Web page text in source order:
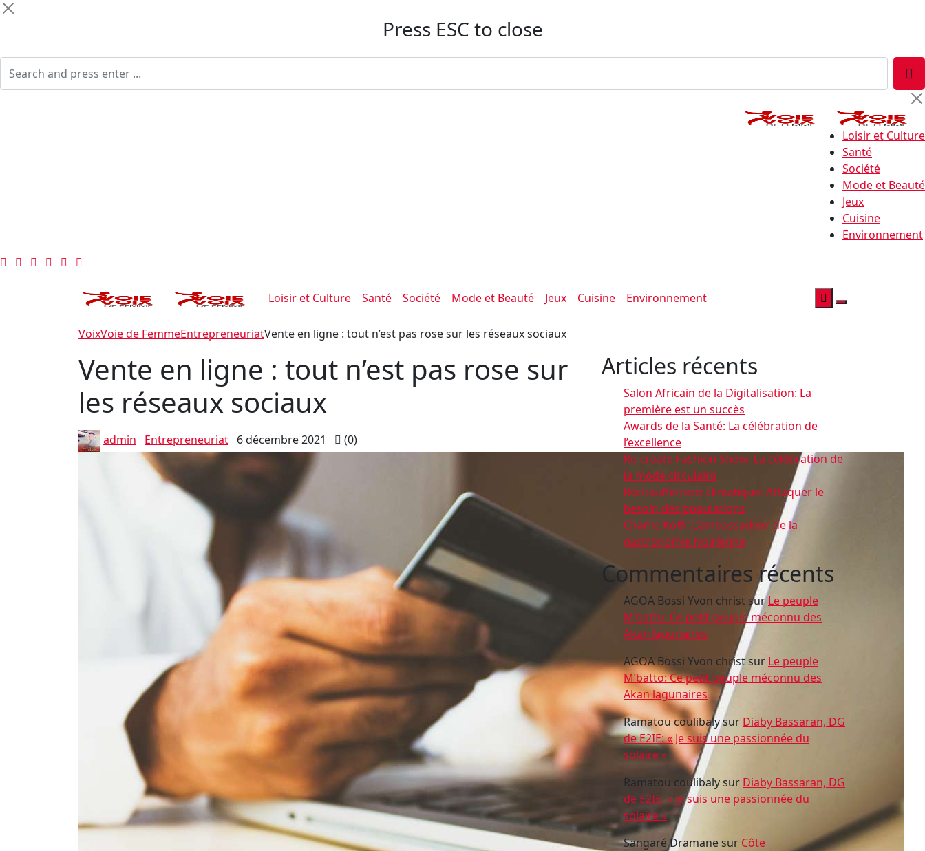
Press ESC to close
Loisir et Culture
Santé
Société
Mode et Beauté
Jeux
Cuisine
Environnement
Loisir et Culture Santé Société Mode et Beauté Jeux Cuisine Environnement
VoixVoie de FemmeEntrepreneuriatVente en ligne : tout n’est pas rose sur les réseaux sociaux
Vente en ligne : tout n’est pas rose sur
les réseaux sociaux
admin Entrepreneuriat 6 décembre 2021 (0)
Articles récents
Salon Africain de la Digitalisation: La
première est un succès
Awards de la Santé: La célébration de
l’excellence
Re-create Fashion Show: La célébration de
la mode circulaire
Réchauffement climatique: Attaquer le
besoin des populations
Charlie Koffi: L’ambassadeur de la
gastronomie ivoirienne
Commentaires récents
AGOA Bossi Yvon christ surLe peuple
M’batto: Ce petit peuple méconnu des
Akan lagunaires
AGOA Bossi Yvon christsur Le peuple
M’batto: Ce petit peuple méconnu des
Akan lagunaires
Ramatou coulibalysur Diaby Bassaran, DG
de E2IE: « Je suis une passionnée du
solaire »
Ramatou coulibalysur Diaby Bassaran, DG
de E2IE: « Je suis une passionnée du
solaire »
Sangaré Dramanesur Côte